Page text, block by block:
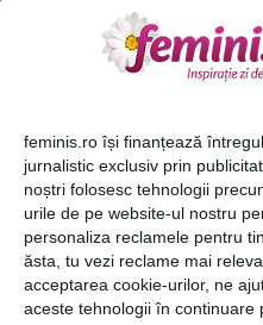
feminis.ro își finanțează
jurnalistic exclusiv prin
noștri folosesc tehnologii
urile de pe website-ul nostru
personaliza reclamele pentru
ăsta, tu vezi reclame mai
acceptarea cookie-urilor, ne
aceste tehnologii în continuare
Foto 12 din "
VALENTINE'S
rochie să porţi de
Valentine's Day în
de modul în care